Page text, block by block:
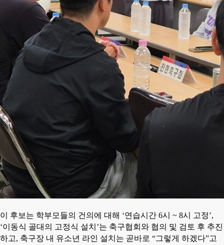
이 후보는 학부모들의 건의에 대해 ‘연습시간 6시 ~ 8시 고정’,
‘이동식 골대의 고정식 설치 ’는 축구협회와 협의 및 검토 후 추진
하고, 축구장 내 유소년 라인 설치는 곧바로 “그렇게 하겠다”고